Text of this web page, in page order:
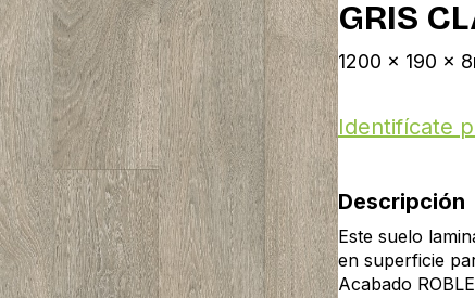
GRIS
1200 x 190 x
Identifícate
Descripción
Este suelo
en superficie
Acabado